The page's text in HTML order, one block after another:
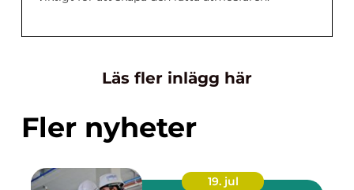
Läs fler inlägg här
Fler nyheter
19. jul